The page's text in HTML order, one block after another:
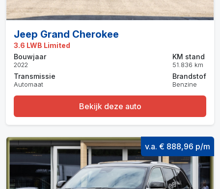
Jeep Grand Cherokee
3.6 LWB Limited
Bouwjaar
2022
Transmissie
Automaat
KM stand
51.836 km
Brandstof
Benzine
Bekijk deze auto
v.a. € 888,96 p/m